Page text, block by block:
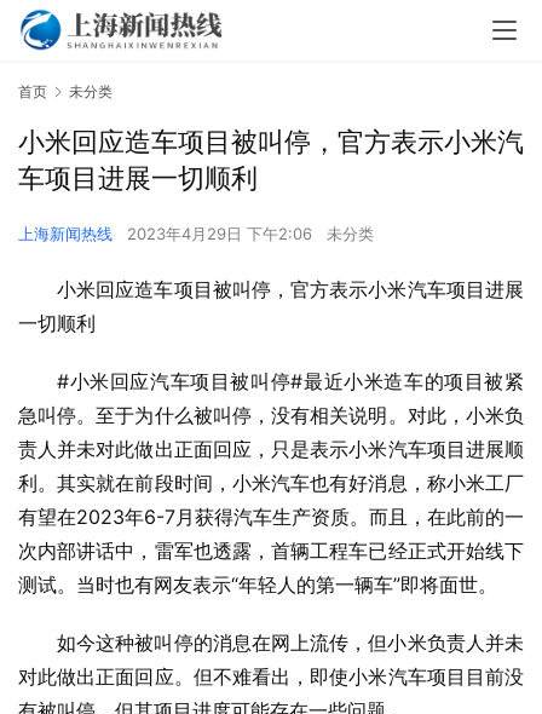
首页 未分类
小米回应造车项目被叫停，官方表示小米汽
车项目进展一切顺利
上海新闻热线 2023年4月29日 下午2:06 未分类
小米回应造车项目被叫停，官方表示小米汽车项目进展
一切顺利
#小米回应汽车项目被叫停#最近小米造车的项目被紧
急叫停。至于为什么被叫停，没有相关说明。对此，小米负
责人并未对此做出正面回应，只是表示小米汽车项目进展顺
利。其实就在前段时间，小米汽车也有好消息，称小米工厂
有望在2023年6-7月获得汽车生产资质。而且，在此前的一
次内部讲话中，雷军也透露，首辆工程车已经正式开始线下
测试。当时也有网友表示“年轻人的第一辆车”即将面世。
如今这种被叫停的消息在网上流传，但小米负责人并未
对此做出正面回应。但不难看出，即使小米汽车项目目前没